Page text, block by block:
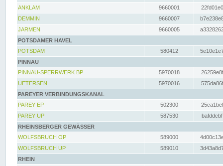
ANKLAM
9660001
DEMMIN
9660007
JARMEN
9660005
POTSDAMER HAVEL
POTSDAM
580412
PINNAU
PINNAU-SPERRWERK BP
5970018
UETERSEN
5970016
PAREYER VERBINDUNGSKANAL
PAREY EP
502300
PAREY UP
587530
RHEINSBERGER GEWÄSSER
WOLFSBRUCH OP
589000
WOLFSBRUCH UP
589010
RHEIN